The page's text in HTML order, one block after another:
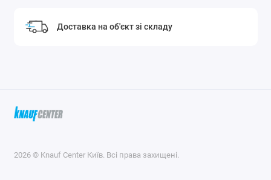
Доставка на об'єкт зі складу
2026 © Knauf Center Київ. Всі права захищені.